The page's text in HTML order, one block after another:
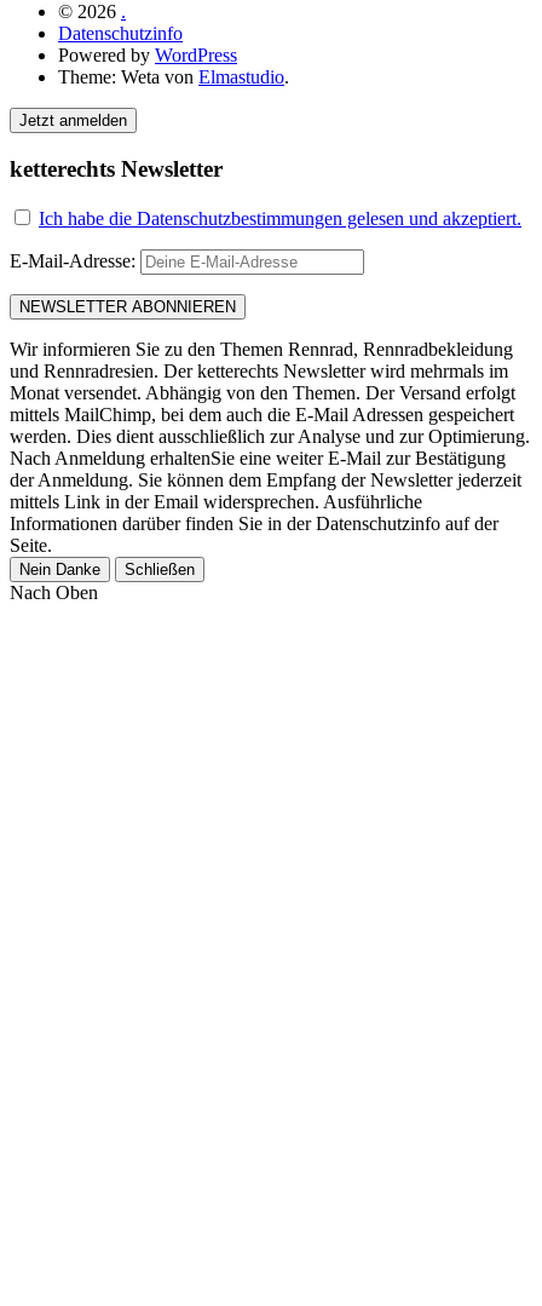
© 2026 .
Datenschutzinfo
Powered by WordPress
Theme: Weta von Elmastudio.
Jetzt anmelden
ketterechts Newsletter
Ich habe die Datenschutzbestimmungen gelesen und akzeptiert.
E-Mail-Adresse:
Wir informieren Sie zu den Themen Rennrad, Rennradbekleidung
und Rennradresien. Der ketterechts Newsletter wird mehrmals im
Monat versendet. Abhängig von den Themen. Der Versand erfolgt
mittels MailChimp, bei dem auch die E-Mail Adressen gespeichert
werden. Dies dient ausschließlich zur Analyse und zur Optimierung.
Nach Anmeldung erhaltenSie eine weiter E-Mail zur Bestätigung
der Anmeldung. Sie können dem Empfang der Newsletter jederzeit
mittels Link in der Email widersprechen. Ausführliche
Informationen darüber finden Sie in der Datenschutzinfo auf der
Seite.
Nein Danke Schließen
Nach Oben